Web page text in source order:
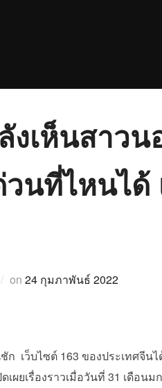
งเห็นสาว
นที่ไหนได้
on Posted
24 กุมภาพันธ์ 2022
ว็บไซต์ 163 ของประเทศจีนไ
ผยเรื่องราวเมื่อวันที่ 31 เดือ